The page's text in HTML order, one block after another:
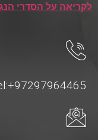
לקריאה על הסדרי